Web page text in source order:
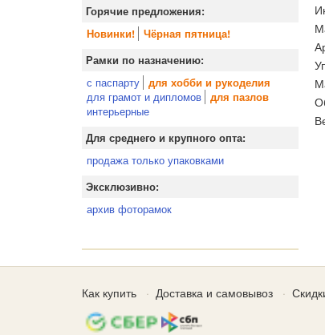
Горячие предложения:
Новинки!
Чёрная пятница!
Рамки по назначению:
с паспарту для хобби и рукоделия
для грамот и дипломов для пазлов
интерьерные
Для среднего и крупного опта:
продажа только упаковками
Эксклюзивно:
архив фоторамок
Как купить Доставка и самовывоз